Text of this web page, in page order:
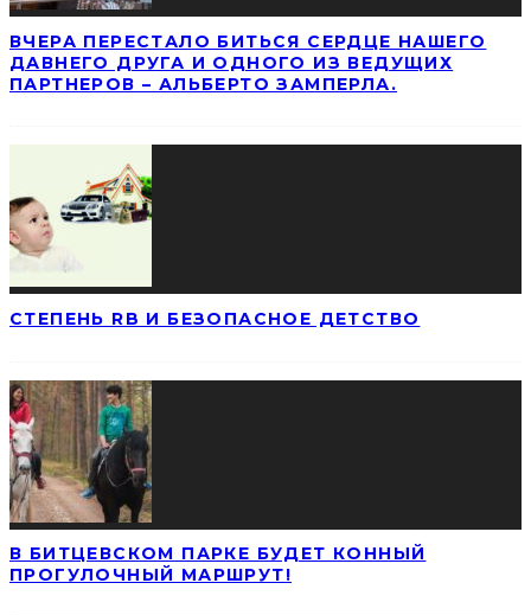
ВЧЕРА ПЕРЕСТАЛО БИТЬСЯ СЕРДЦЕ НАШЕГО
ДАВНЕГО ДРУГА И ОДНОГО ИЗ ВЕДУЩИХ
ПАРТНЕРОВ – АЛЬБЕРТО ЗАМПЕРЛА.
СТЕПЕНЬ RB И БЕЗОПАСНОЕ ДЕТСТВО
В БИТЦЕВСКОМ ПАРКЕ БУДЕТ КОННЫЙ
ПРОГУЛОЧНЫЙ МАРШРУТ!